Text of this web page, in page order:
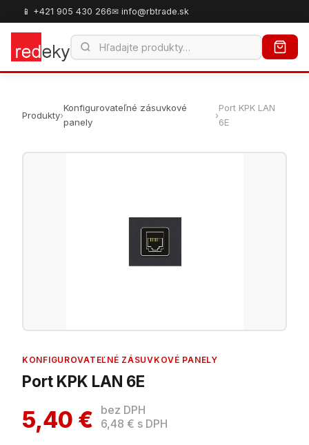
📱 +421 905 430 266✉ info@rbtrade.sk
Produkty›
Konfigurovateľné zásuvkové
panely
›
Port KPK LAN
6E
KONFIGUROVATEĽNÉ ZÁSUVKOVÉ PANELY
Port KPK LAN 6E
5,40 €
bez DPH
6,48 € s DPH